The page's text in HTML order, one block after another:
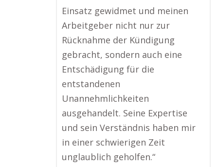
Einsatz gewidmet und meinen
Arbeitgeber nicht nur zur
Rücknahme der Kündigung
gebracht, sondern auch eine
Entschädigung für die
entstandenen
Unannehmlichkeiten
ausgehandelt. Seine Expertise
und sein Verständnis haben mir
in einer schwierigen Zeit
unglaublich geholfen.“